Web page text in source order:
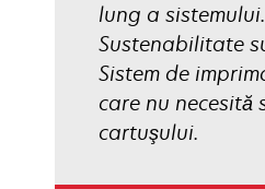
lung a sistemului.
Sustenabilitate
Sistem de
care nu necesită
cartuşului.